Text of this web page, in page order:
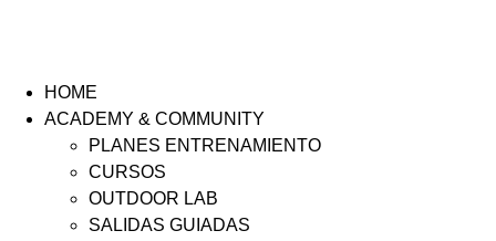
HOME
ACADEMY & COMMUNITY
PLANES ENTRENAMIENTO
CURSOS
OUTDOOR LAB
SALIDAS GUIADAS